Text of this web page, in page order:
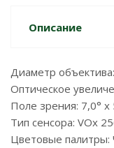
Описание
Диаметр
Оптическое
Поле зрения: 7,0°
Тип сенсора: VOx
Цветовые палитры: